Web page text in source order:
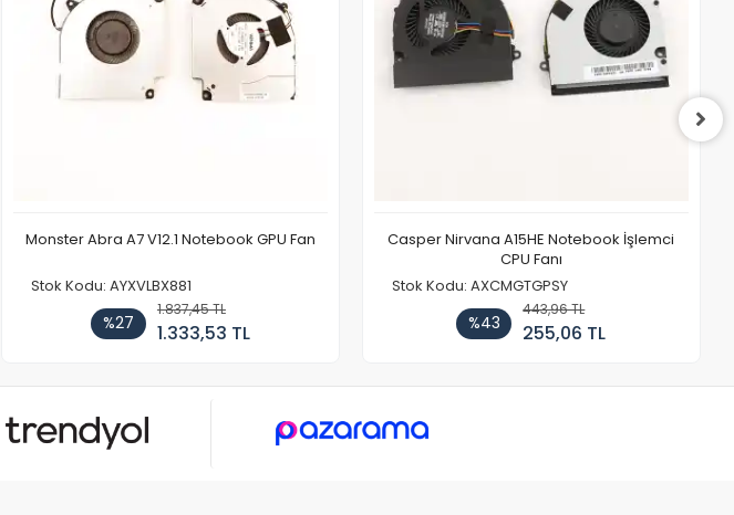
Monster Abra A7 V12.1 Notebook GPU Fan
Stok Kodu: AYXVLBX881
%27
1.837,45 TL
1.333,53 TL
Casper Nirvana A15HE Notebook İşlemci
CPU Fanı
Stok Kodu: AXCMGTGPSY
%43
443,96 TL
255,06 TL